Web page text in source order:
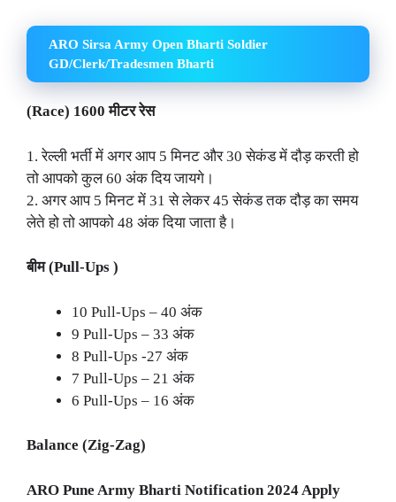
ARO Sirsa Army Open Bharti Soldier
GD/Clerk/Tradesmen Bharti
(Race) 1600 मीटर रेस
1. रेल्ली भर्ती में अगर आप 5 मिनट और 30 सेकंड में दौड़ करती हो
तो आपको कुल 60 अंक दिय जायगे।
2. अगर आप 5 मिनट में 31 से लेकर 45 सेकंड तक दौड़ का समय
लेते हो तो आपको 48 अंक दिया जाता है।
बीम (Pull-Ups )
10 Pull-Ups – 40 अंक
9 Pull-Ups – 33 अंक
8 Pull-Ups -27 अंक
7 Pull-Ups – 21 अंक
6 Pull-Ups – 16 अंक
Balance (Zig-Zag)
ARO Pune Army Bharti Notification 2024 Apply